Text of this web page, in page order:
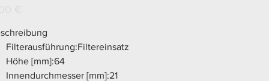
Filterausführung:Filtereinsatz
Höhe [mm]:64
Innendurchmesser [mm]:21